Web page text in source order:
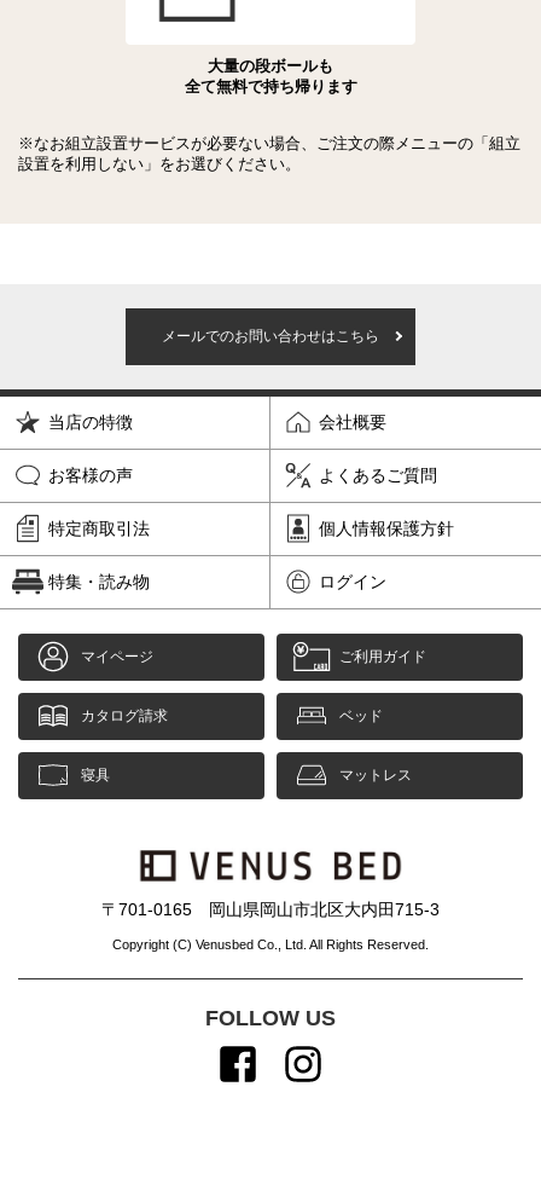
大量の段ボールも
全て無料で持ち帰ります
※なお組立設置サービスが必要ない場合、ご注文の際メニューの「組立
設置を利用しない」をお選びください。
メールでのお問い合わせはこちら
当店の特徴 会社概要
お客様の声 よくあるご質問
特定商取引法 個人情報保護方針
特集・読み物 ログイン
マイページ ご利用ガイド
カタログ請求 ベッド
寝具 マットレス
〒701-0165 岡山県岡山市北区大内田715-3
Copyright (C) Venusbed Co., Ltd. All Rights Reserved.
FOLLOW US